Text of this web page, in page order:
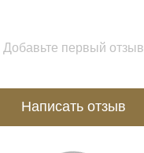
Добавьте первый отзыв
Написать отзыв